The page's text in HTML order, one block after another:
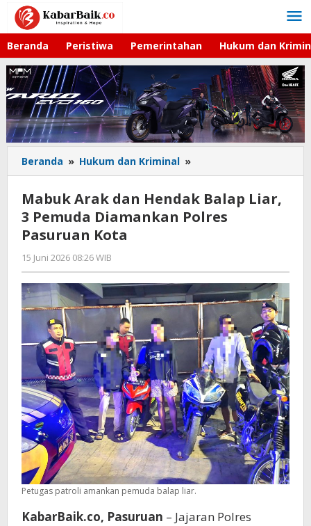
Lewati
konten
Beranda Peristiwa Pemerintahan Hukum dan
Beranda » Hukum dan Kriminal »
Arak
dan
Hendak
Balap
Polres
Pasuruan
Kota
Mabuk Arak dan Hendak Balap Liar,
3 Pemuda Diamankan Polres
Pasuruan Kota
15 Juni 2026 08:26 WIB
Gagah
Saputra
Petugas patroli amankan pemuda balap liar.
KabarBaik.co, Pasuruan – Jajaran Polres